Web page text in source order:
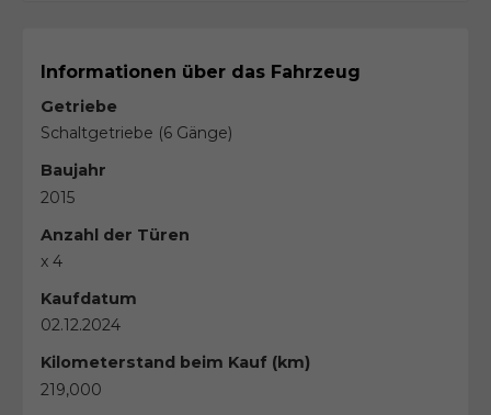
Informationen über das Fahrzeug
Getriebe
Schaltgetriebe (6 Gänge)
Baujahr
2015
Anzahl der Türen
x 4
Kaufdatum
02.12.2024
Kilometerstand beim Kauf (km)
219,000